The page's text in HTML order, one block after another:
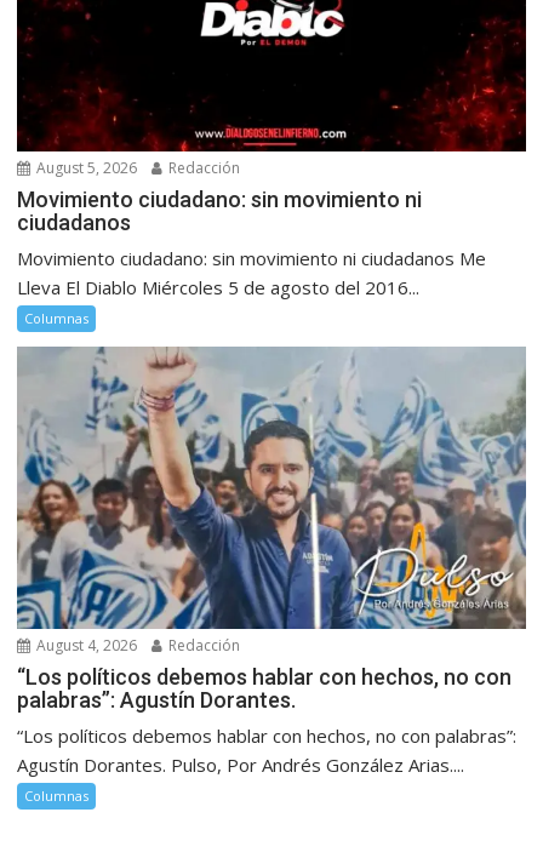
August 5, 2026 Redacción
Movimiento ciudadano: sin movimiento ni
ciudadanos
Movimiento ciudadano: sin movimiento ni ciudadanos Me
Lleva El Diablo Miércoles 5 de agosto del 2016...
Columnas
August 4, 2026 Redacción
“Los políticos debemos hablar con hechos, no con
palabras”: Agustín Dorantes.
“Los políticos debemos hablar con hechos, no con palabras”:
Agustín Dorantes. Pulso, Por Andrés González Arias....
Columnas